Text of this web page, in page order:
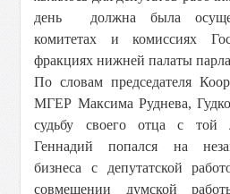
день должна была
комитетах и комиссиях
фракциях нижней палаты
По словам председателя
МГЕР Максима Руднева,
судьбу своего отца с той
Геннадий попался на
бизнеса с депутатской
совмещении думской